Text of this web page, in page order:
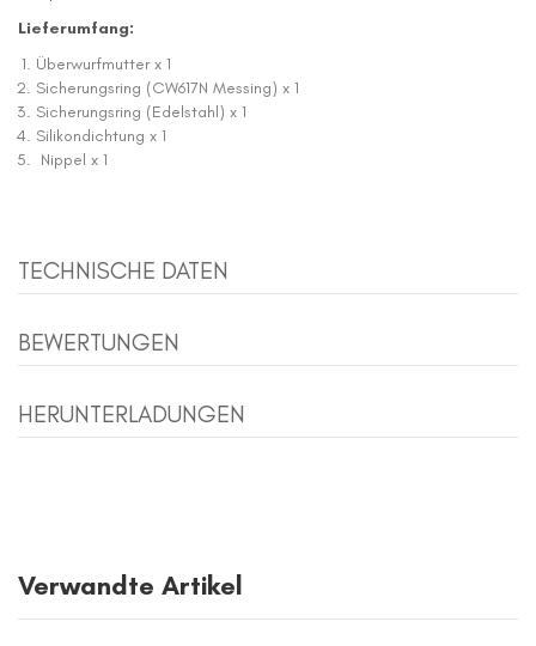
Lieferumfang:
Überwurfmutter x 1
Sicherungsring (CW617N Messing) x 1
Sicherungsring (Edelstahl) x 1
Silikondichtung x 1
Nippel x 1
TECHNISCHE DATEN
BEWERTUNGEN
HERUNTERLADUNGEN
Verwandte Artikel